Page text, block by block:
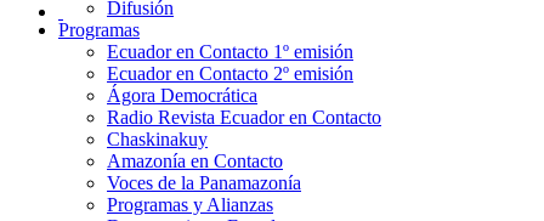
Difusión
Programas
Ecuador en Contacto 1º emisión
Ecuador en Contacto 2º emisión
Ágora Democrática
Radio Revista Ecuador en Contacto
Chaskinakuy
Amazonía en Contacto
Voces de la Panamazonía
Programas y Alianzas